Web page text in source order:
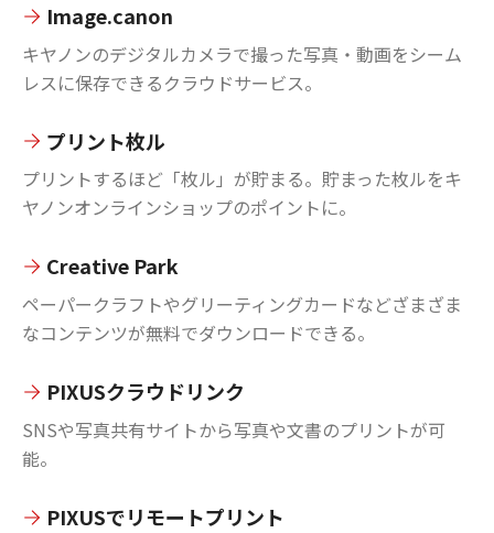
Image.canon
キヤノンのデジタルカメラで撮った写真・動画をシーム
レスに保存できるクラウドサービス。
プリント枚ル
プリントするほど「枚ル」が貯まる。貯まった枚ルをキ
ヤノンオンラインショップのポイントに。
Creative Park
ペーパークラフトやグリーティングカードなどざまざま
なコンテンツが無料でダウンロードできる。
PIXUSクラウドリンク
SNSや写真共有サイトから写真や文書のプリントが可
能。
PIXUSでリモートプリント